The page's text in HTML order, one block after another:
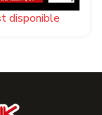
disponible